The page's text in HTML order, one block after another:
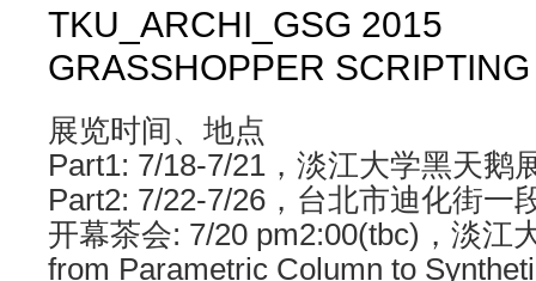
TKU_ARCHI_GSG 2015
GRASSHOPPER
展览时间、地点
Part1: 7/18-7/21，淡江大学黑天鹅
Part2: 7/22-7/26，台北市迪化街一
开幕茶会: 7/20 pm2:00(tbc)，淡江
from Parametric Column to